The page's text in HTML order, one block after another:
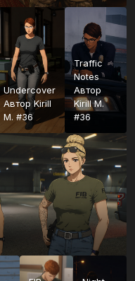
Undercover
АвторKirill
M. #36
Traffic
Notes
Автор
Kirill M.
#36